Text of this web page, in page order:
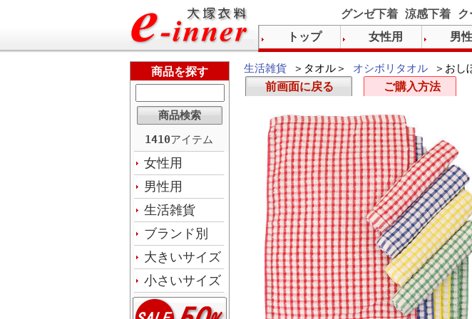
グンゼ下着 涼感下着 ク
生活雑貨 ＞タオル＞ オシボリタオル ＞おし
前画面に戻る ご購入方法
商品を探す
1410アイテム
女性用
男性用
生活雑貨
ブランド別
大きいサイズ
小さいサイズ
トップ 女性用 男